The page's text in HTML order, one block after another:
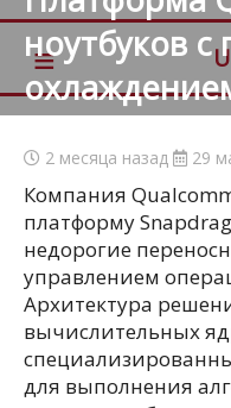
≡
ноутбуков
2 месяца назад 29
Компания
платформу
недорогие
управлением
Архитектура
вычислительных
для выполнения